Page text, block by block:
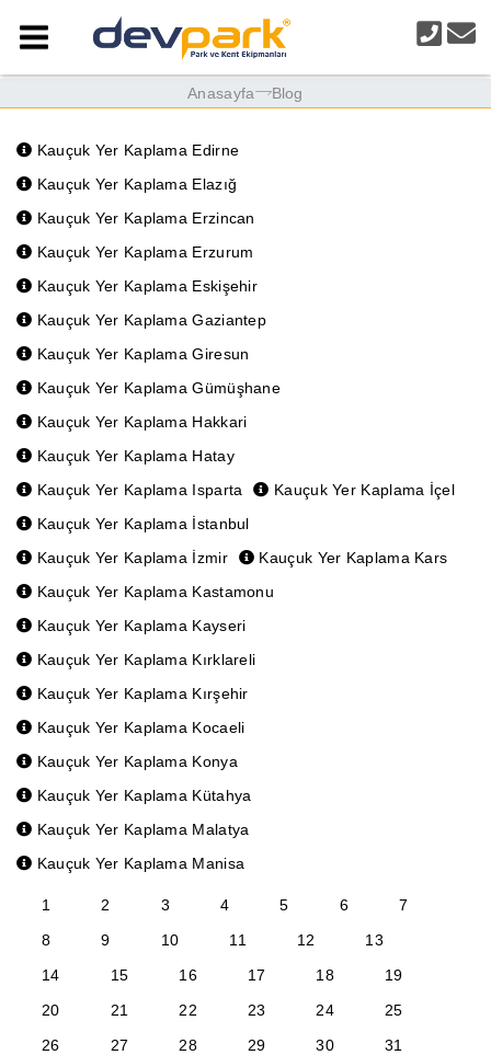
Anasayfa Blog
Kauçuk Yer Kaplama Edirne
Kauçuk Yer Kaplama Elazığ
Kauçuk Yer Kaplama Erzincan
Kauçuk Yer Kaplama Erzurum
Kauçuk Yer Kaplama Eskişehir
Kauçuk Yer Kaplama Gaziantep
Kauçuk Yer Kaplama Giresun
Kauçuk Yer Kaplama Gümüşhane
Kauçuk Yer Kaplama Hakkari
Kauçuk Yer Kaplama Hatay
Kauçuk Yer Kaplama Isparta
Kauçuk Yer Kaplama İçel
Kauçuk Yer Kaplama İstanbul
Kauçuk Yer Kaplama İzmir
Kauçuk Yer Kaplama Kars
Kauçuk Yer Kaplama Kastamonu
Kauçuk Yer Kaplama Kayseri
Kauçuk Yer Kaplama Kırklareli
Kauçuk Yer Kaplama Kırşehir
Kauçuk Yer Kaplama Kocaeli
Kauçuk Yer Kaplama Konya
Kauçuk Yer Kaplama Kütahya
Kauçuk Yer Kaplama Malatya
Kauçuk Yer Kaplama Manisa
1 2 3 4 5 6
7
8
9 10 11 12
13
14
15 16 17 18
19
20
21 22 23 24
25
26
27 28 29 30
31